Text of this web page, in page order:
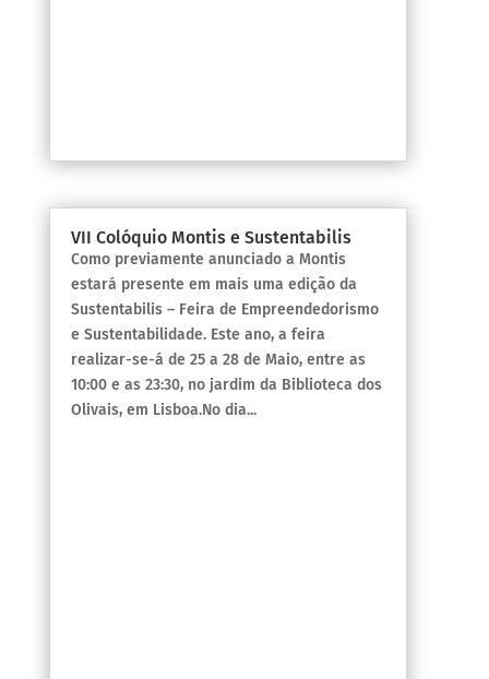
VII Colóquio Montis e Sustentabilis
Como previamente anunciado a Montis
estará presente em mais uma edição da
Sustentabilis – Feira de Empreendedorismo
e Sustentabilidade. Este ano, a feira
realizar-se-á de 25 a 28 de Maio, entre as
10:00 e as 23:30, no jardim da Biblioteca dos
Olivais, em Lisboa.No dia...